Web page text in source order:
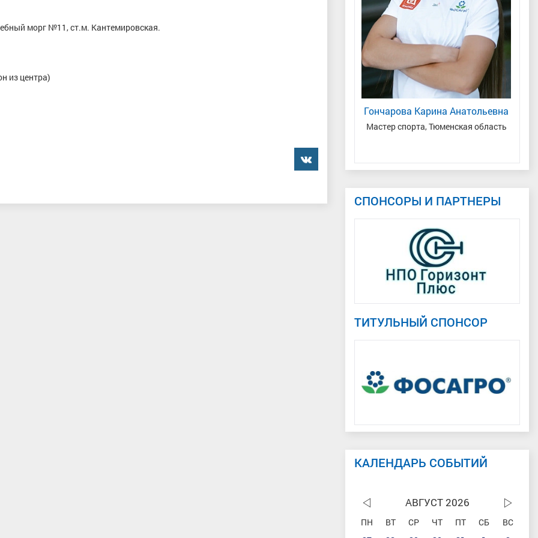
морг №11, ст.м. Кантемировская.
из центра)
���������
Усть-Цильма
Гончарова Карина Анатольевна
Мастер спорта, Тюменская область
СПОНСОРЫ И ПАРТНЕРЫ
ТИТУЛЬНЫЙ СПОНСОР
КАЛЕНДАРЬ СОБЫТИЙ
АВГУСТ 2026
ПН ВТ СР ЧТ ПТ СБ
ВС